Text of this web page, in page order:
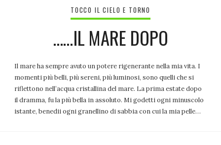
TOCCO IL CIELO E TORNO
……IL MARE DOPO
Il mare ha sempre avuto un potere rigenerante nella mia vita. I
momenti più belli, più sereni, più luminosi, sono quelli che si
riflettono nell’acqua cristallina del mare. La prima estate dopo
il dramma, fu la più bella in assoluto. Mi godetti ogni minuscolo
istante, benedii ogni granellino di sabbia con cui la mia pelle…